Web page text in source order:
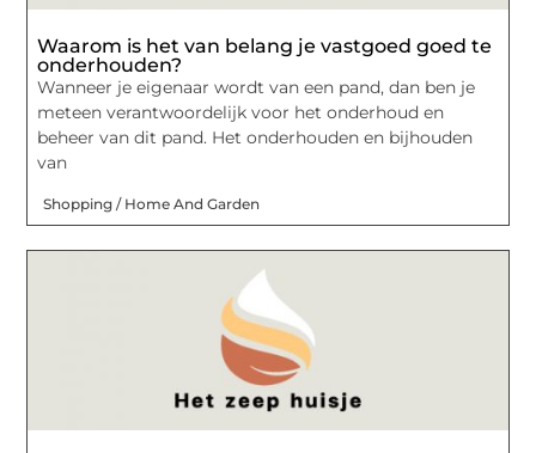
Waarom is het van belang je vastgoed goed te
onderhouden?
Wanneer je eigenaar wordt van een pand, dan ben je
meteen verantwoordelijk voor het onderhoud en
beheer van dit pand. Het onderhouden en bijhouden
van
Shopping / Home And Garden